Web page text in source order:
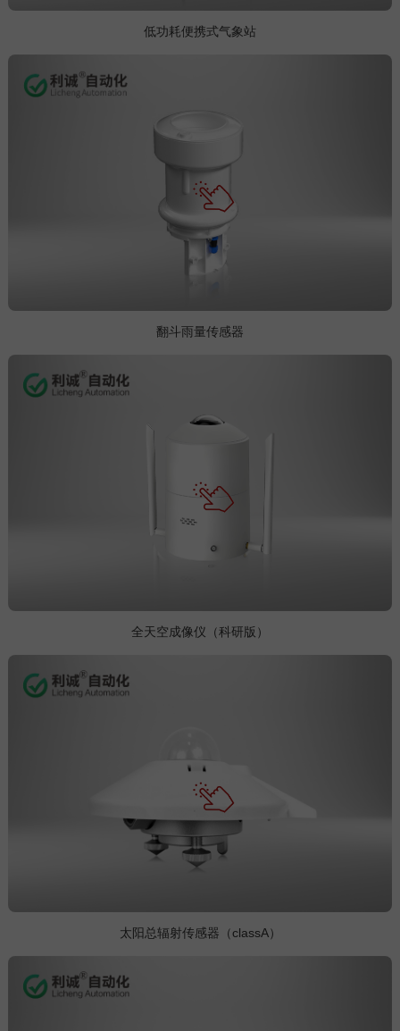
低功耗便携式气象站
翻斗雨量传感器
全天空成像仪（科研版）
太阳总辐射传感器（classA）